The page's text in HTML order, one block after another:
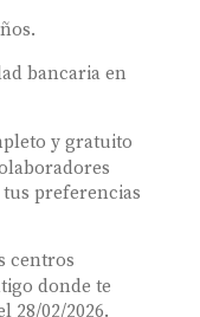
bancaria en
y gratuito
preferencias
centros
donde te
28/02/2026.